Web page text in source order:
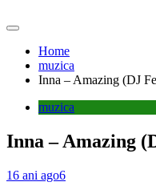
Home
muzica
Inna – Amazing (DJ
muzica
Inna – Amazing
16 ani ago6